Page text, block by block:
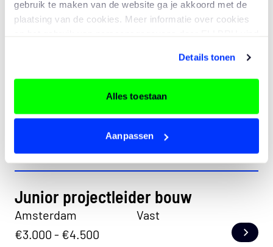
gebruik te maken van de website ga je akkoord met de
plaatsing van de cookies. Meer informatie over cookies
Details tonen
Alles toestaan
Aanpassen
Projectmanager vastgoed
Projectleider vastgoed
Junior projectleider bouw
Amsterdam
Vast
€3.000 - €4.500